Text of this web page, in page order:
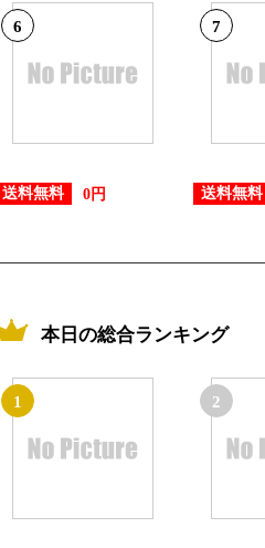
6
送料無料 0円
7
送料無料
本日の総合ランキング
1 2